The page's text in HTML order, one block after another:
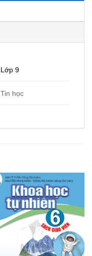
Lớp 9
Tin học